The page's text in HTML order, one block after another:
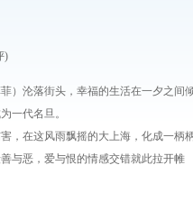
)
）沦落街头，幸福的生活在一夕之间
一代名旦。
，在这风雨飘摇的大上海，化成一柄
与恶，爱与恨的情感交错就此拉开帷